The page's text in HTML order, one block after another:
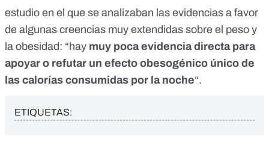
estudio en el que se analizaban las evidencias a favor
de algunas creencias muy extendidas sobre el peso y
la obesidad: “hay muy poca evidencia directa para
apoyar o refutar un efecto obesogénico único de
las calorías consumidas por la noche“.
ETIQUETAS: